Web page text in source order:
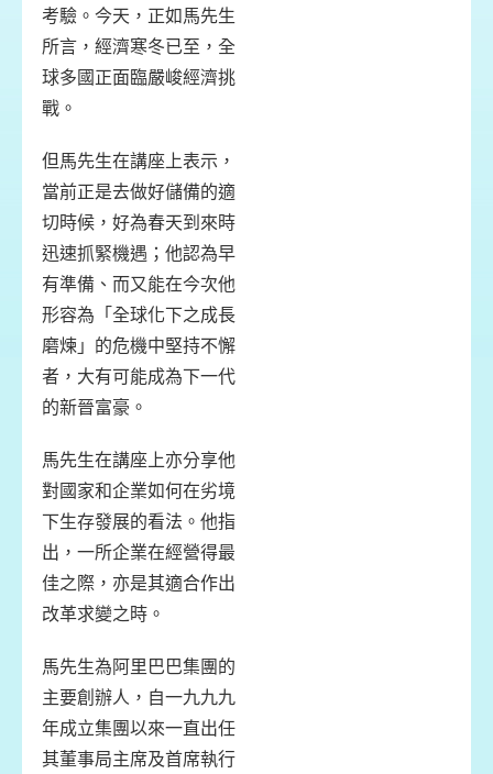
考驗。今天，正如馬先生
所言，經濟寒冬已至，全
球多國正面臨嚴峻經濟挑
戰。
但馬先生在講座上表示，
當前正是去做好儲備的適
切時候，好為春天到來時
迅速抓緊機遇；他認為早
有準備、而又能在今次他
形容為「全球化下之成長
磨煉」的危機中堅持不懈
者，大有可能成為下一代
的新晉富豪。
馬先生在講座上亦分享他
對國家和企業如何在劣境
下生存發展的看法。他指
出，一所企業在經營得最
佳之際，亦是其適合作出
改革求變之時。
馬先生為阿里巴巴集團的
主要創辦人，自一九九九
年成立集團以來一直出任
其董事局主席及首席執行